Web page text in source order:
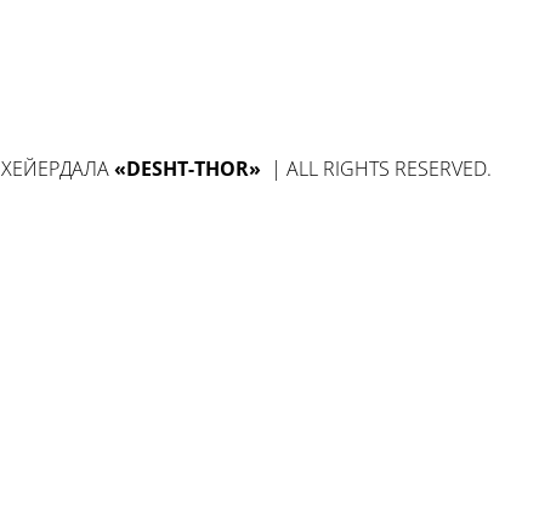
«DESHT-THOR» | ALL RIGHTS RESERVED.